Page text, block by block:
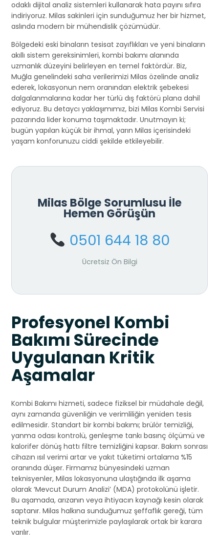
odaklı dijital analiz sistemleri kullanarak hata payını sıfıra
indiriyoruz. Milas sakinleri için sunduğumuz her bir hizmet,
aslında modern bir mühendislik çözümüdür.
Bölgedeki eski binaların tesisat zayıflıkları ve yeni binaların
akıllı sistem gereksinimleri, kombi bakımı alanında
uzmanlık düzeyini belirleyen en temel faktördür. Biz,
Muğla genelindeki saha verilerimizi Milas özelinde analiz
ederek, lokasyonun nem oranından elektrik şebekesi
dalgalanmalarına kadar her türlü dış faktörü plana dahil
ediyoruz. Bu detaycı yaklaşımımız, bizi Milas Kombi Servisi
pazarında lider konuma taşımaktadır. Unutmayın ki;
bugün yapılan küçük bir ihmal, yarın Milas içerisindeki
yaşam konforunuzu ciddi şekilde etkileyebilir.
Milas Bölge Sorumlusu İle
Hemen Görüşün
0501 644 18 80
Ücretsiz Ön Bilgi
Profesyonel Kombi
Bakımı Sürecinde
Uygulanan Kritik
Aşamalar
Kombi Bakımı hizmeti, sadece fiziksel bir müdahale değil,
aynı zamanda güvenliğin ve verimliliğin yeniden tesis
edilmesidir. Standart bir kombi bakımı; brülör temizliği,
yanma odası kontrolü, genleşme tankı basınç ölçümü ve
kalorifer dönüş hattı filtre temizliğini kapsar. Bakım sonrası
cihazın ısıl verimi artar ve yakıt tüketimi ortalama %15
oranında düşer. Firmamız bünyesindeki uzman
teknisyenler, Milas lokasyonuna ulaştığında ilk aşama
olarak ‘Mevcut Durum Analizi’ (MDA) protokolünü işletir.
Bu aşamada, arızanın veya ihtiyacın kaynağı kesin olarak
saptanır. Milas halkına sunduğumuz şeffaflık gereği, tüm
teknik bulgular müşterimizle paylaşılarak ortak bir karara
varılır.